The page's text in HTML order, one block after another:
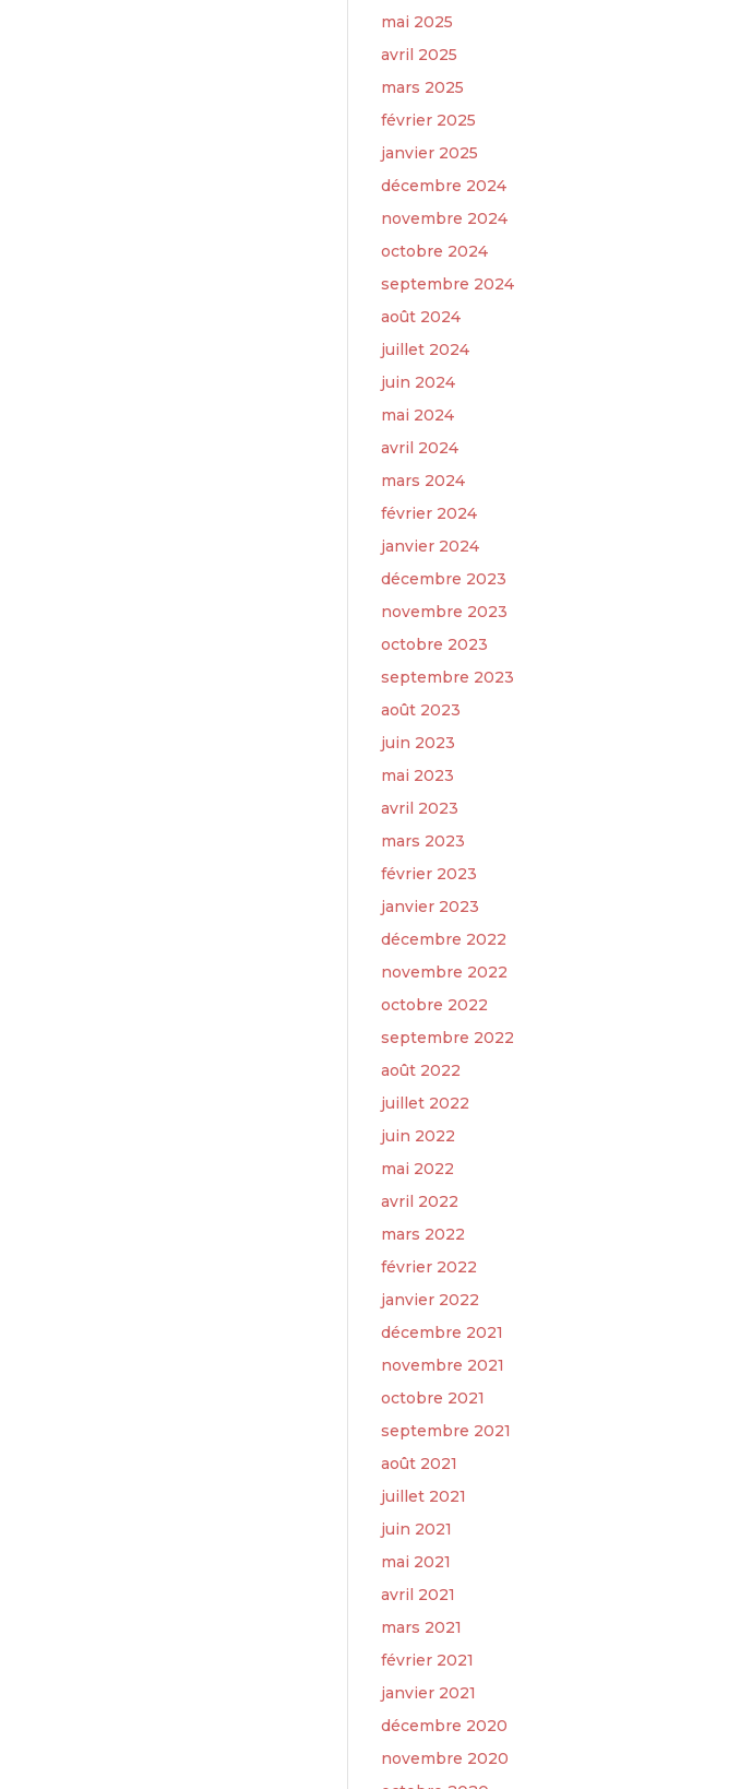
mai 2025
avril 2025
mars 2025
février 2025
janvier 2025
décembre 2024
novembre 2024
octobre 2024
septembre 2024
août 2024
juillet 2024
juin 2024
mai 2024
avril 2024
mars 2024
février 2024
janvier 2024
décembre 2023
novembre 2023
octobre 2023
septembre 2023
août 2023
juin 2023
mai 2023
avril 2023
mars 2023
février 2023
janvier 2023
décembre 2022
novembre 2022
octobre 2022
septembre 2022
août 2022
juillet 2022
juin 2022
mai 2022
avril 2022
mars 2022
février 2022
janvier 2022
décembre 2021
novembre 2021
octobre 2021
septembre 2021
août 2021
juillet 2021
juin 2021
mai 2021
avril 2021
mars 2021
février 2021
janvier 2021
décembre 2020
novembre 2020